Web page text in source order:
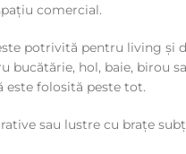
comercial.
potrivită pentru living și
hol, baie, birou
este folosită peste tot.
sau lustre cu brațe